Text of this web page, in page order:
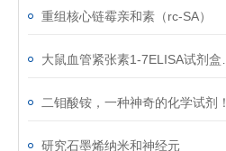
重组核心链霉亲和素（rc-SA）
二钼酸铵，一种神奇的化学试剂！
研究石墨烯纳米和神经元